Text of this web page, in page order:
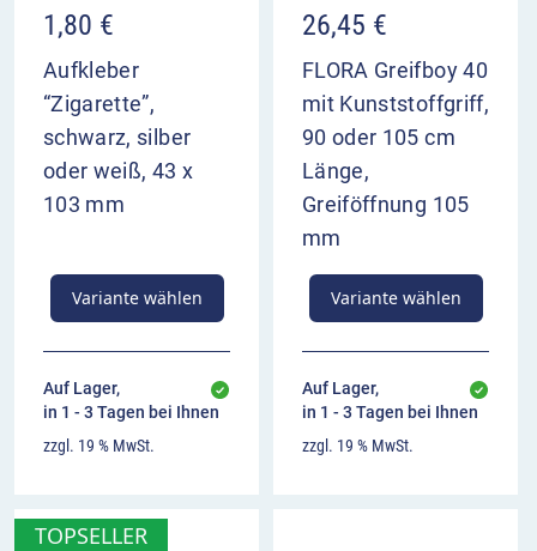
1,80 €
Aufkleber
“Zigarette”,
schwarz, silber
oder weiß, 43 x
103 mm
Variante wählen
Auf Lager,
in 1 - 3 Tagen bei Ihnen
zzgl. 19 % MwSt.
26,45 €
FLORA Greifboy 40
mit Kunststoffgriff,
90 oder 105 cm
Länge,
Greiföffnung 105
mm
Variante wählen
Auf Lager,
in 1 - 3 Tagen bei Ihnen
zzgl. 19 % MwSt.
TOPSELLER